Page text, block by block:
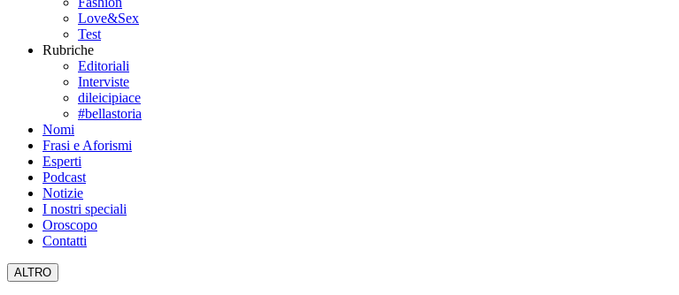
Love&Sex
Test
Rubriche
Editoriali
Interviste
dileicipiace
#bellastoria
Nomi
Frasi e Aforismi
Esperti
Podcast
Notizie
I nostri speciali
Oroscopo
Contatti
ALTRO